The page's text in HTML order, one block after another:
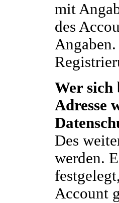
mit
des
Wer sich
Adresse
Des
werden.
Account